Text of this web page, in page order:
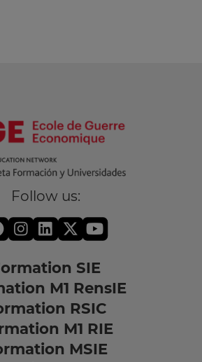
Follow us:
SIE
M1 RensIE
RSIC
M1 RIE
MSIE